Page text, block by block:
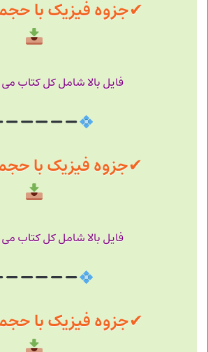
✔جزوه فیزیک با حجم 4
فایل بالا شامل کل کتاب
✔جزوه فیزیک با حجم 2
فایل بالا شامل کل کتاب
✔جزوه فیزیک با حجم 3